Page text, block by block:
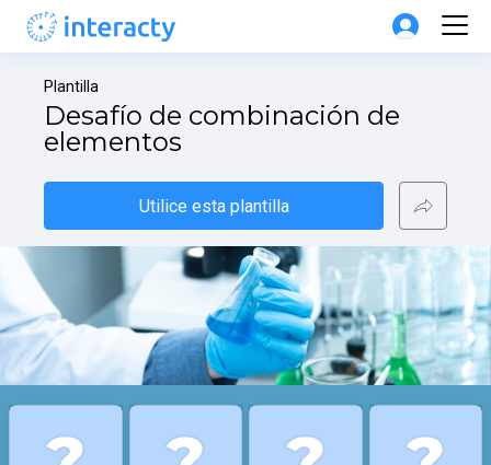
Plantilla
Desafío de combinación de
elementos
Utilice esta plantilla